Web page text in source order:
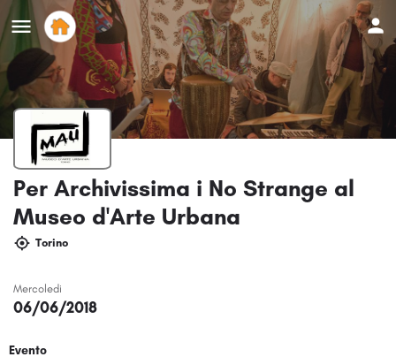
Per Archivissima i No Strange al
Museo d'Arte Urbana
Torino
Mercoledi
06/06/2018
Evento